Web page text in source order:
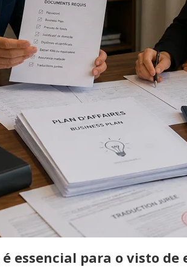
essencial para o visto de